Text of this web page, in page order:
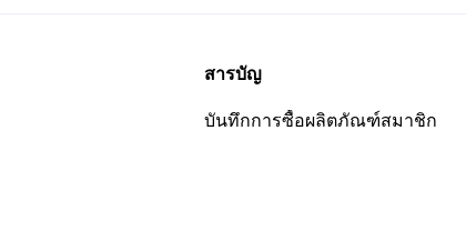
สารบัญ
บันทึกการซื้อผลิตภัณฑ์สมาชิก